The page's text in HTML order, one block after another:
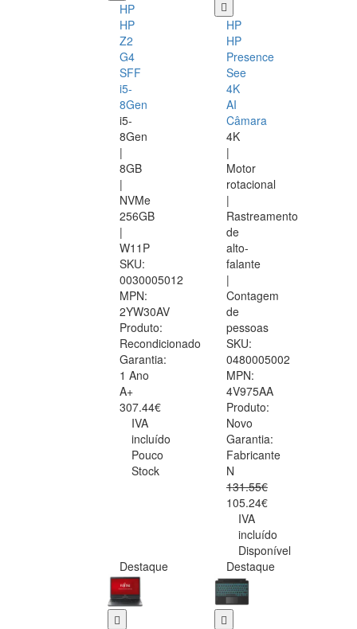
HP
HP
Z2
G4
SFF
i5-
8Gen
i5-
8Gen
|
8GB
|
NVMe
256GB
|
W11P
SKU:
0030005012
MPN:
2YW30AV
Produto:
Recondicionado
Garantia:
1 Ano
A+
307.44€
IVA
incluído
Pouco
Stock
HP
HP
Presence
See
4K
AI
Câmara
4K
|
Motor
rotacional
|
Rastreamento
de
alto-
falante
|
Contagem
de
pessoas
SKU:
0480005002
MPN:
4V975AA
Produto:
Novo
Garantia:
Fabricante
N
131.55€
105.24€
IVA
incluído
Disponível
Destaque
Destaque